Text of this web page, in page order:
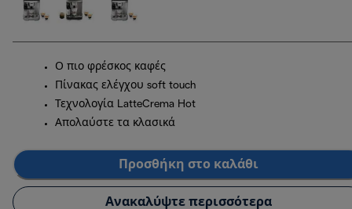
Ο πιο φρέσκος καφές
Πίνακας ελέγχου soft touch
Τεχνολογία LatteCrema Hot
Απολαύστε τα κλασικά
Προσθήκη στο καλάθι
Ανακαλύψτε περισσότερα